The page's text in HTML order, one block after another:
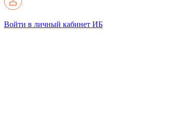
Войти в личный кабинет ИБ